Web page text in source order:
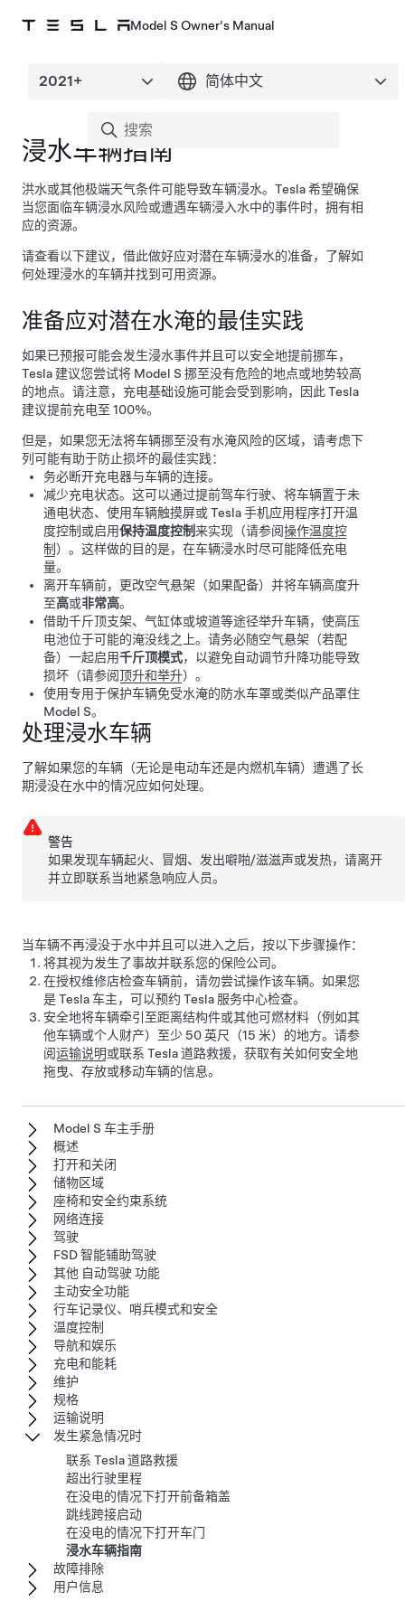
Model S Owner's Manual
浸水车辆指南
洪水或其他极端天气条件可能导致车辆浸水。Tesla 希望确保
当您面临车辆浸水风险或遭遇车辆浸入水中的事件时，拥有相
应的资源。
请查看以下建议，借此做好应对潜在车辆浸水的准备，了解如
何处理浸水的车辆并找到可用资源。
准备应对潜在水淹的最佳实践
如果已预报可能会发生浸水事件并且可以安全地提前挪车，
Tesla 建议您尝试将 Model S 挪至没有危险的地点或地势较高
的地点。请注意，充电基础设施可能会受到影响，因此 Tesla
建议提前充电至 100%。
但是，如果您无法将车辆挪至没有水淹风险的区域，请考虑下
列可能有助于防止损坏的最佳实践：
务必断开充电器与车辆的连接。
减少充电状态。这可以通过提前驾车行驶、将车辆置于未
通电状态、使用车辆触摸屏或 Tesla 手机应用程序打开温
度控制或启用保持温度控制来实现（请参阅操作温度控
制 ）。这样做的目的是，在车辆浸水时尽可能降低充电
量。
离开车辆前，更改空气悬架（如果配备）并将车辆高度升
至高或非常高。
借助千斤顶支架、气缸体或坡道等途径举升车辆，使高压
电池位于可能的淹没线之上。请务必随空气悬架（若配
备）一起启用千斤顶模式，以避免自动调节升降功能导致
损坏 （请参阅顶升和举升）。
使用专用于保护车辆免受水淹的防水车罩或类似产品罩住
Model S。
处理浸水车辆
了解如果您的车辆（无论是电动车还是内燃机车辆）遭遇了长
期浸没在水中的情况应如何处理。
警告
如果发现车辆起火、冒烟、发出噼啪/滋滋声或发热，请离开
并立即联系当地紧急响应人员。
当车辆不再浸没于水中并且可以进入之后，按以下步骤操作：
将其视为发生了事故并联系您的保险公司。
在授权维修店检查车辆前，请勿尝试操作该车辆。如果您
是 Tesla 车主，可以预约 Tesla 服务中心检查。
安全地将车辆牵引至距离结构件或其他可燃材料（例如其
他车辆或个人财产）至少 50 英尺（15 米） 的地方。请参
阅运输说明或联系 Tesla 道路救援，获取有关如何安全地
拖曳、存放或移动车辆的信息。
Model S 车主手册
概述
打开和关闭
储物区域
座椅和安全约束系统
网络连接
驾驶
FSD 智能辅助驾驶
其他 自动驾驶 功能
主动安全功能
行车记录仪、哨兵模式和安全
温度控制
导航和娱乐
充电和能耗
维护
规格
运输说明
发生紧急情况时
联系 Tesla 道路救援
超出行驶里程
在没电的情况下打开前备箱盖
跳线跨接启动
在没电的情况下打开车门
浸水车辆指南
故障排除
用户信息